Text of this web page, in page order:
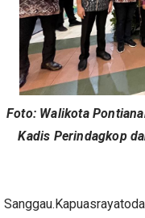
Foto: Walikota
Kadis Perindagkop